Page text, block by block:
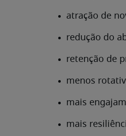
atração de
redução do
retenção de
menos
mais
mais